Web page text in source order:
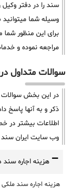
سند را در دفتر
وسیله شما میتوانید
برای این منظور شما
مراجعه نموده و
سوالات متداول
در این بخش سوالات
ذکر و به آنها
اطلاعات بیشتر در
وب سایت ایران سند
هزینه اجاره سند
هزینه اجاره سند